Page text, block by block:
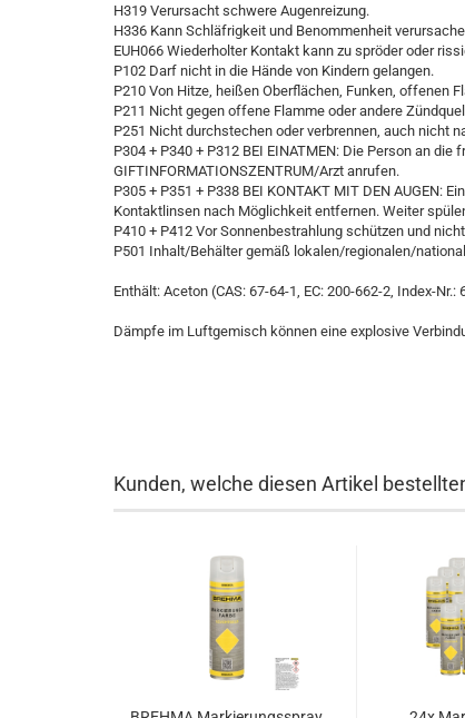
H319 Verursacht schwere Augenreizung.
H336 Kann Schläfrigkeit und Benommenheit
EUH066 Wiederholter Kontakt kann zu spröder oder
P102 Darf nicht in die Hände von Kindern gelangen.
P210 Von Hitze, heißen Oberflächen, Funken, offenen
P211 Nicht gegen offene Flamme oder andere
P251 Nicht durchstechen oder verbrennen, auch nicht
P304 + P340 + P312 BEI EINATMEN: Die Person an
GIFTINFORMATIONSZENTRUM/Arzt anrufen.
P305 + P351 + P338 BEI KONTAKT MIT DEN AUGEN:
Kontaktlinsen nach Möglichkeit entfernen. Weiter
P410 + P412 Vor Sonnenbestrahlung schützen und
P501 Inhalt/Behälter gemäß lokalen/regionalen/
Enthält: Aceton (CAS: 67-64-1, EC: 200-662-2, Index-Nr.:
Dämpfe im Luftgemisch können eine explosive
Kunden, welche diesen Artikel